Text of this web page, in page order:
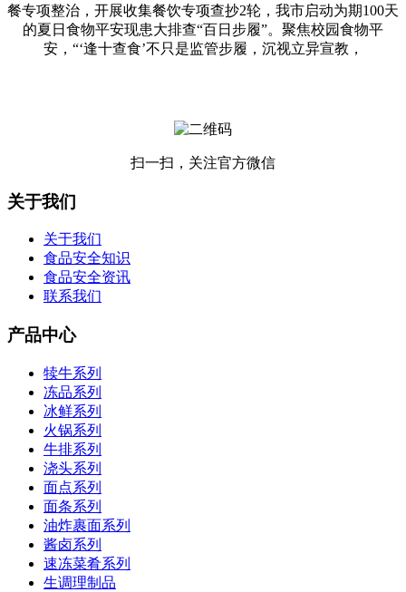
餐专项整治，开展收集餐饮专项查抄2轮，我市启动为期100天
的夏日食物平安现患大排查“百日步履”。聚焦校园食物平
安，“‘逢十查食’不只是监管步履，沉视立异宣教，
扫一扫，关注官方微信
关于我们
关于我们
食品安全知识
食品安全资讯
联系我们
产品中心
犊牛系列
冻品系列
冰鲜系列
火锅系列
牛排系列
浇头系列
面点系列
面条系列
油炸裹面系列
酱卤系列
速冻菜肴系列
生调理制品